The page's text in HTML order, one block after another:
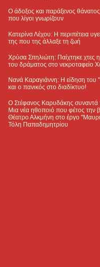
Ο άδοξος και παράξενος
που λίγοι γνωρίζουν
Κατερίνα Λέχου: Η περιπέτεια
της που της άλλαξε τη ζωή
Χρύσα Σπηλιώτη: Παίχτηκε χτες
του δράματος στο νεκροταφείο
Νανά Καραγιάννη: Η είδηση
και ο πανικός στο διαδίκτυο!
Ο Στέφανος Καρυδάκης συναντά
Μια νέα ηθοποιό που φέτος την
Θέατρο Αλκμήνη στο έργο
Τόλη Παπαδημητρίου